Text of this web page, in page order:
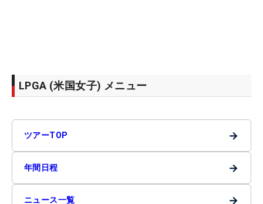
LPGA (米国女子) メニュー
ツアーTOP →
年間日程 →
ニュース一覧 →